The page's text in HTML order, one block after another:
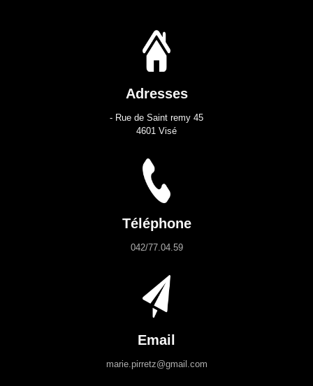
Adresses
- Rue de Saint remy 45
4601 Visé
Téléphone
042/77.04.59
Email
marie.pirretz@gmail.com